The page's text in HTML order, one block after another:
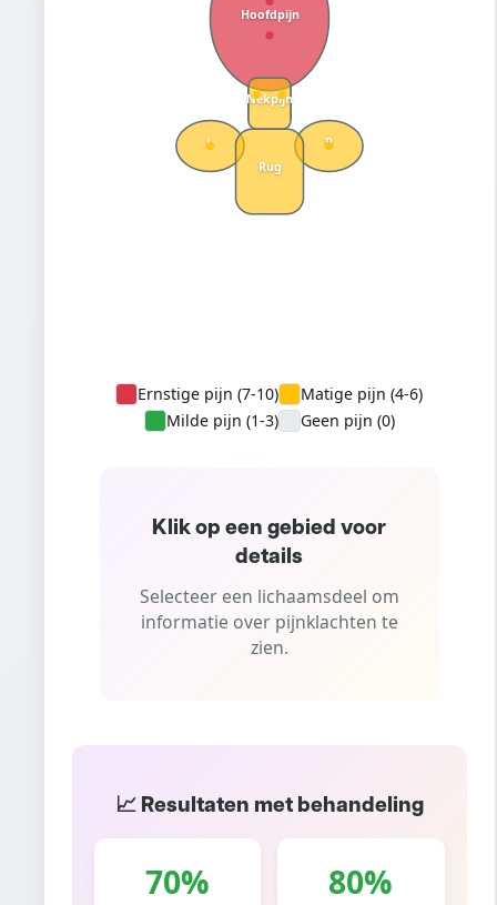
Hoofdpijn
Nekpijn
L
R
Rug
Ernstige pijn (7-10)
Matige pijn (4-6)
Milde pijn (1-3)
Geen pijn (0)
Klik op een gebied voor
details
Selecteer een lichaamsdeel om
informatie over pijnklachten te
zien.
📈 Resultaten met behandeling
70% 80%